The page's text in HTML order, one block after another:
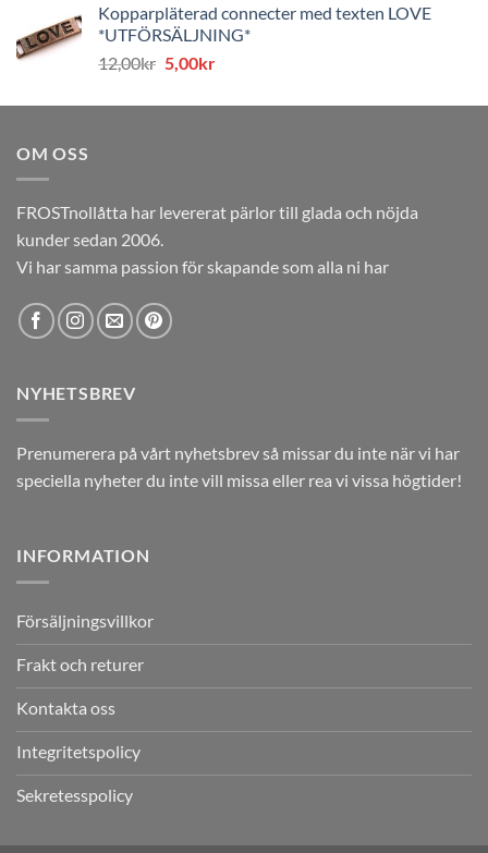
priset
var:
12,00kr.
priset
är:
5,00kr.
Kopparpläterad connecter med texten LOVE
*UTFÖRSÄLJNING*
12,00kr Det
priset
5,00krDet
priset
OM OSS
FROSTnollåtta har levererat pärlor till glada och nöjda
kunder sedan 2006.
Vi har samma passion för skapande som alla ni har
NYHETSBREV
Prenumerera på vårt nyhetsbrev så missar du inte när vi har
speciella nyheter du inte vill missa eller rea vi vissa högtider!
INFORMATION
Försäljningsvillkor
Frakt och returer
Kontakta oss
Integritetspolicy
Sekretesspolicy